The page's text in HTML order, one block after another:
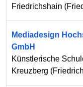
Friedrichshain (
Mediadesign
GmbH
Künstlerische
Kreuzberg (